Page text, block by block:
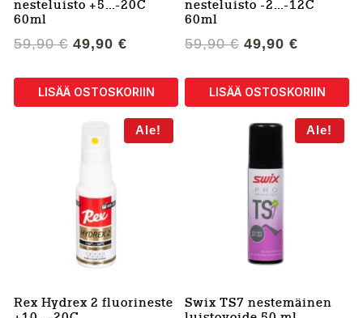
nesteluisto +5…-20C
60ml
59,90€ Alkuperäinen
oli:
59,90 €.
49,90 € Nykyinen
on:
49,90 €.
LISÄÄ OSTOSKORIIN
nesteluisto -2…-12C
60ml
59,90€ Alkuperäinen
oli:
59,90 €.
49,90 €
on:
49,90 €.
LISÄÄ OSTOSKORIIN
Ale!
Rex Hydrex 2 fluorineste
Ale!
Swix TS7 nestemäinen